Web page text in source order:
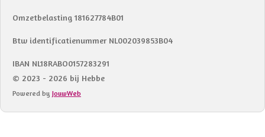
Omzetbelasting 181627784B01
Btw identificatienummer NL002039853B04
IBAN NL18RABO0157283291
© 2023 - 2026 bij Hebbe
Powered by JouwWeb